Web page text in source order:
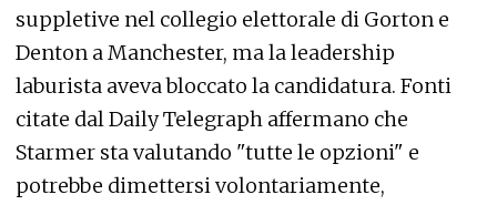
suppletive nel collegio elettorale di Gorton e
Denton a Manchester, ma la leadership
laburista aveva bloccato la candidatura. Fonti
citate dal Daily Telegraph affermano che
Starmer sta valutando "tutte le opzioni" e
potrebbe dimettersi volontariamente,